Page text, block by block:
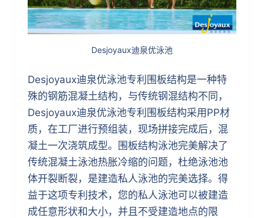
Desjoyaux迪泉优泳池
Desjoyaux迪泉优泳池专利围板结构是一种特
殊的钢筋混凝土结构，与传统钢混结构不同，
Desjoyaux迪泉优泳池专利围板结构采用PP材
质，在工厂进行预组装，现场拼接完成后，混
凝土一次浇筑成型。围板结构泳池完美解决了
传统混凝土泳池热胀冷缩的问题，杜绝泳池池
体开裂断裂，是建造私人泳池的完美选择。得
益于这项专利技术，您的私人泳池可以被建造
成任意形状和大小，并且不受建造地点的限